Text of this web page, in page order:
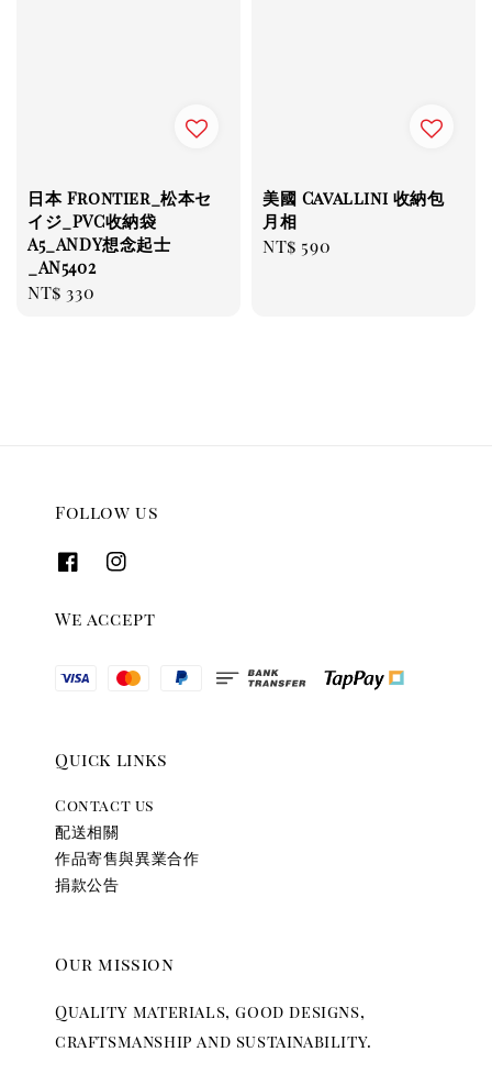
日本 Frontier_松本セ
イジ_PVC收納袋
A5_ANDY想念起士
_AN5402
Regular
NT$ 330
美國 Cavallini 收納包
月相
Regular
NT$ 590
Follow us
We accept
Quick links
Contact us
配送相關
作品寄售與異業合作
捐款公告
Our mission
Quality materials, good designs,
craftsmanship and sustainability.